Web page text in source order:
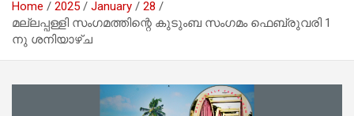
Home 2025 January
28
മല്ലപ്പള്ളി സംഗമത്തിന്റെ കുടുംബ സംഗമം ഫെബ്രുവരി 1
നു ശനിയാഴ്ച